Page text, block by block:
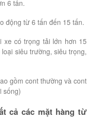
6 tấn.
động từ 6 tấn đến 15 tấn.
xe có trọng tải lớn hơn 15
siêu trường, siêu trọng,
gồm cont thường và cont
sống)
cả các mặt hàng từ